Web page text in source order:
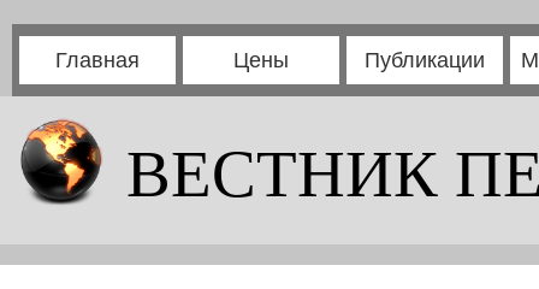
Главная Цены Публикации
ВЕСТНИК